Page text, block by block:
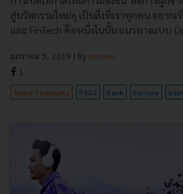
สู่นวัตกรรมใหม่ๆ เป็นสิ่งที่เราทุกคน อยาก
และ FinTech คือหนึ่งในนั้น แนวทางแบบ
มกราคม 5, 2019 | By mimee
1
Saucy Thoughts PSD2 Bank Europe